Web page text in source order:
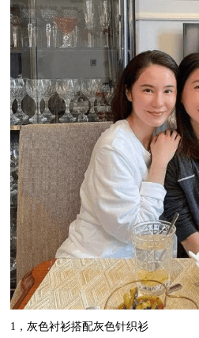
1，灰色衬衫搭配灰色针织衫